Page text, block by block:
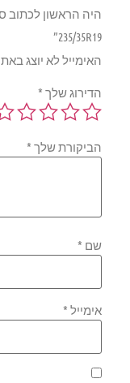
235/35R19”
האימייל לא יוצג
הדירוג שלך*
הביקורת שלך*
שם*
אימייל*